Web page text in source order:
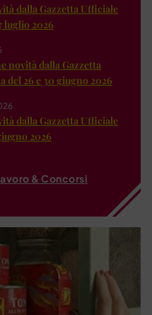
dalla Gazzetta Ufficiale
luglio 2026
novità dalla Gazzetta
del 26 e 30 giugno 2026
dalla Gazzetta Ufficiale
2026
& Concorsi